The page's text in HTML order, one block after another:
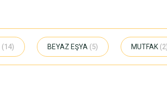
(14) BEYAZ EŞYA (5) MUTFAK